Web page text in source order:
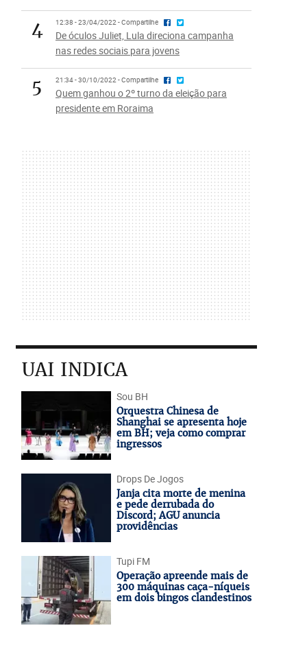
4 12:38 - 23/04/2022 - Compartilhe
De óculos Juliet, Lula direciona campanha
nas redes sociais para jovens
5 21:34 - 30/10/2022 - Compartilhe
Quem ganhou o 2º turno da eleição para
presidente em Roraima
UAI INDICA
Sou BH
Orquestra Chinesa de
Shanghai se apresenta hoje
em BH; veja como comprar
ingressos
Drops De Jogos
Janja cita morte de menina
e pede derrubada do
Discord; AGU anuncia
providências
Tupi FM
Operação apreende mais de
300 máquinas caça-níqueis
em dois bingos clandestinos